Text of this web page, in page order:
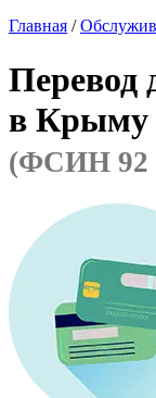
Главная /
Перевод
в Крыму
(ФСИН 92